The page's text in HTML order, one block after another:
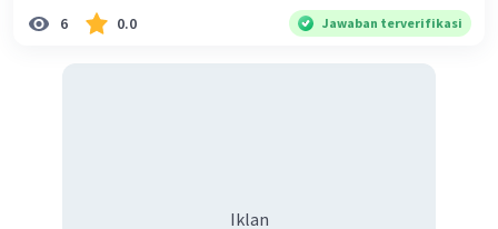
benar mengenai keturunan yang dihasilkan dari
6 0.0 Jawaban terverifikasi
Iklan